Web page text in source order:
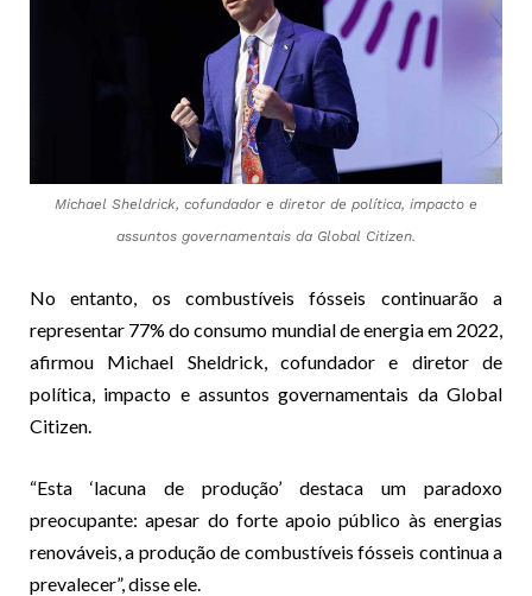
Michael Sheldrick, cofundador e diretor de política, impacto e
assuntos governamentais da Global Citizen.
No entanto, os combustíveis fósseis continuarão a
representar 77% do consumo mundial de energia em 2022,
afirmou Michael Sheldrick, cofundador e diretor de
política, impacto e assuntos governamentais da Global
Citizen.
“Esta ‘lacuna de produção’ destaca um paradoxo
preocupante: apesar do forte apoio público às energias
renováveis, a produção de combustíveis fósseis continua a
prevalecer”, disse ele.